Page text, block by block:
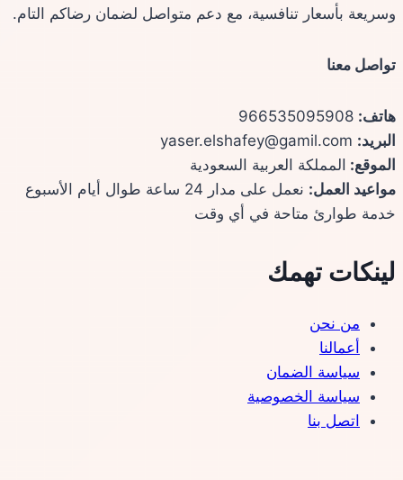
وسريعة بأسعار تنافسية، مع دعم متواصل لضمان رضاكم التام.
تواصل معنا
هاتف:
البريد:
الموقع: المملكة العربية السعودية
مواعيد العمل: نعمل على مدار 24 ساعة طوال أيام الأسبوع
خدمة طوارئ متاحة في أي وقت
لينكات تهمك
من نحن
أعمالنا
سياسة الضمان
سياسة الخصوصية
اتصل بنا